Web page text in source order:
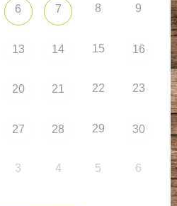
6 7 8 9
13 14 15 16
20 21 22 23
27 28 29 30
3 4 5 6